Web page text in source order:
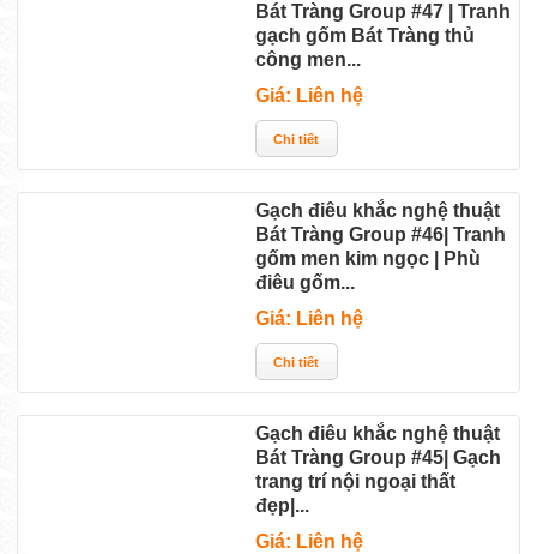
Bát Tràng Group #47 | Tranh
gạch gốm Bát Tràng thủ
công men...
Giá: Liên hệ
Gạch điêu khắc nghệ thuật
Bát Tràng Group #46| Tranh
gốm men kim ngọc | Phù
điêu gốm...
Giá: Liên hệ
Gạch điêu khắc nghệ thuật
Bát Tràng Group #45| Gạch
trang trí nội ngoại thất
đẹp|...
Giá: Liên hệ